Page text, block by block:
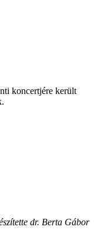
koncertjére került
dr. Berta Gábor